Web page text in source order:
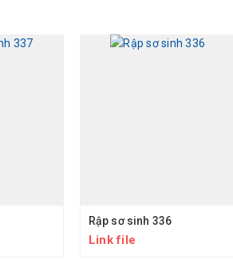
Rập sơ sinh 336
Link file